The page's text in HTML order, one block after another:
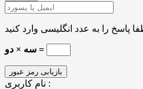
سه × دو =
نام کاربری :